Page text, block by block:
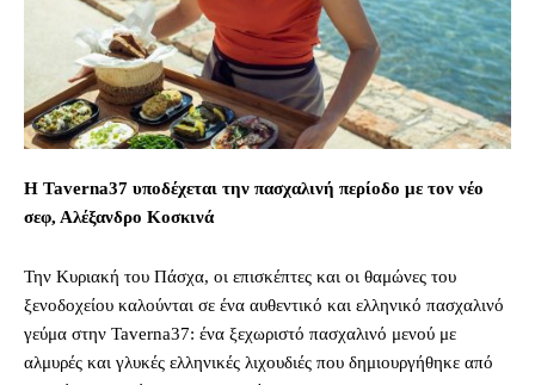
Η Taverna37 υποδέχεται την πασχαλινή περίοδο με τον νέο
σεφ, Αλέξανδρο Κοσκινά
Την Κυριακή του Πάσχα, οι επισκέπτες και οι θαμώνες του
ξενοδοχείου καλούνται σε ένα αυθεντικό και ελληνικό πασχαλινό
γεύμα στην Taverna37: ένα ξεχωριστό πασχαλινό μενού με
αλμυρές και γλυκές ελληνικές λιχουδιές που δημιουργήθηκε από